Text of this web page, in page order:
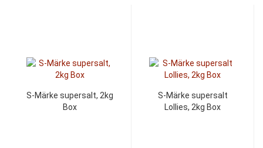
S-Märke supersalt, 2kg
Box
S-Märke supersalt
Lollies, 2kg Box